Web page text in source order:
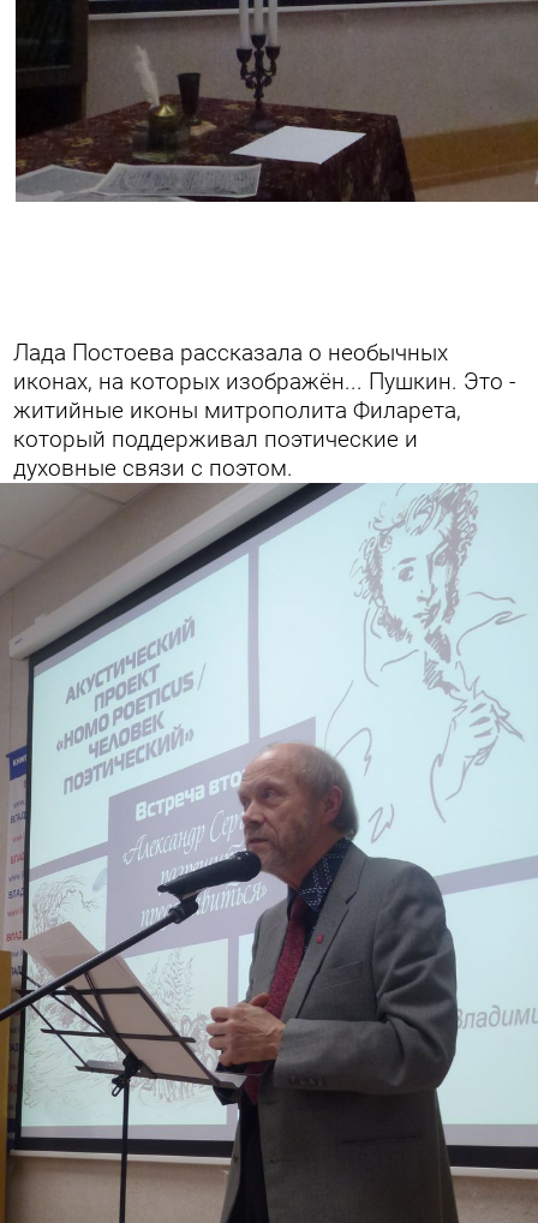
Лада Постоева рассказала о необычных
иконах, на которых изображён... Пушкин. Это -
житийные иконы митрополита Филарета,
который поддерживал поэтические и
духовные связи с поэтом.